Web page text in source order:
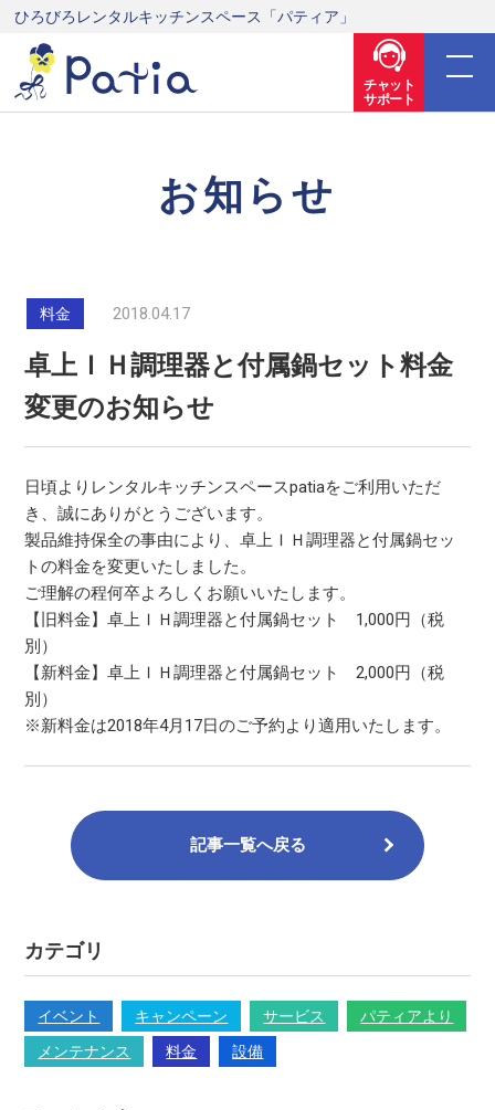
ひろびろレンタルキッチンスペース「パティア」
チャット
サポート
お知らせ
料金 2018.04.17
卓上ＩＨ調理器と付属鍋セット料金
変更のお知らせ
日頃よりレンタルキッチンスペースpatiaをご利用いただ
き、誠にありがとうございます。
製品維持保全の事由により、卓上ＩＨ調理器と付属鍋セッ
トの料金を変更いたしました。
ご理解の程何卒よろしくお願いいたします。
【旧料金】卓上ＩＨ調理器と付属鍋セット 1,000円（税
別）
【新料金】卓上ＩＨ調理器と付属鍋セット 2,000円（税
別）
※新料金は2018年4月17日のご予約より適用いたします。
記事一覧へ戻る
カテゴリ
イベント キャンペーン サービス
パティアより
メンテナンス
料金 設備